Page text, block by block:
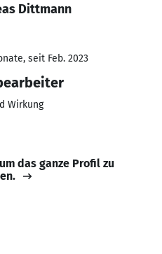
Dittmann
seit Feb. 2023
Wirkung
das ganze Profil zu